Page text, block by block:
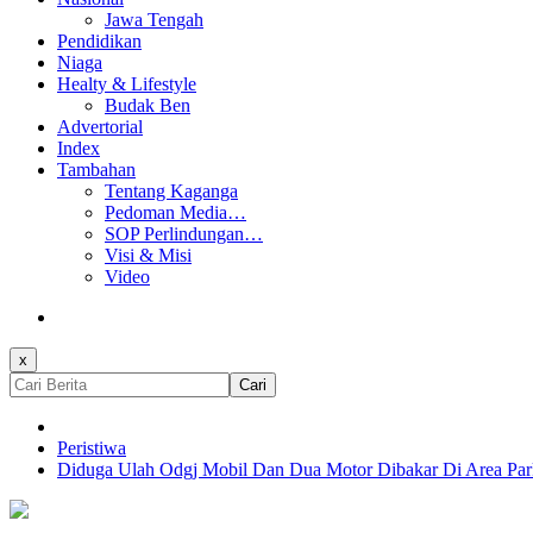
Jawa Tengah
Pendidikan
Niaga
Healty & Lifestyle
Budak Ben
Advertorial
Index
Tambahan
Tentang Kaganga
Pedoman Media…
SOP Perlindungan…
Visi & Misi
Video
x
Cari
Peristiwa
Diduga Ulah Odgj Mobil Dan Dua Motor Dibakar Di Area